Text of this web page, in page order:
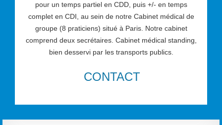
pour un temps partiel en CDD, puis +/- en temps
complet en CDI, au sein de notre Cabinet médical de
groupe (8 praticiens) situé à Paris. Notre cabinet
comprend deux secrétaires. Cabinet médical standing,
bien desservi par les transports publics.
CONTACT